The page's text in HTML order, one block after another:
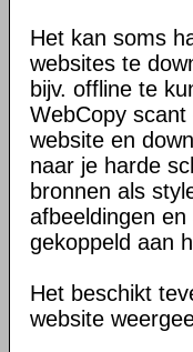
Het kan soms
websites te
bijv. offline te
WebCopy
website en
naar je harde
bronnen als
afbeeldingen
gekoppeld aan
Het beschikt
website